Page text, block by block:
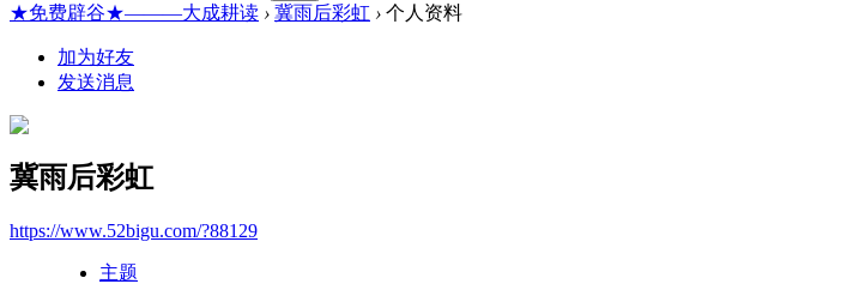
★免费辟谷★———大成耕读 › 冀雨后彩虹 › 个人资料
加为好友
发送消息
冀雨后彩虹
https://www.52bigu.com/?88129
主题